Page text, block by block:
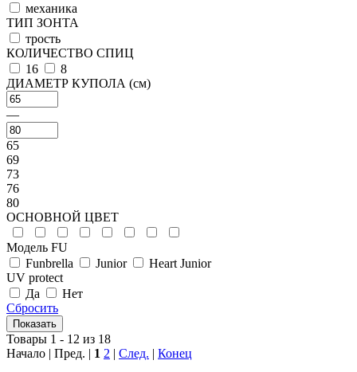
механика
ТИП ЗОНТА
трость
КОЛИЧЕСТВО СПИЦ
16
8
ДИАМЕТР КУПОЛА (см)
—
65
69
73
76
80
ОСНОВНОЙ ЦВЕТ
Модель FU
Funbrella
Junior
Heart Junior
UV protect
Да
Нет
Сбросить
Товары 1 - 12 из 18
Начало | Пред. | 1 2 | След. | Конец